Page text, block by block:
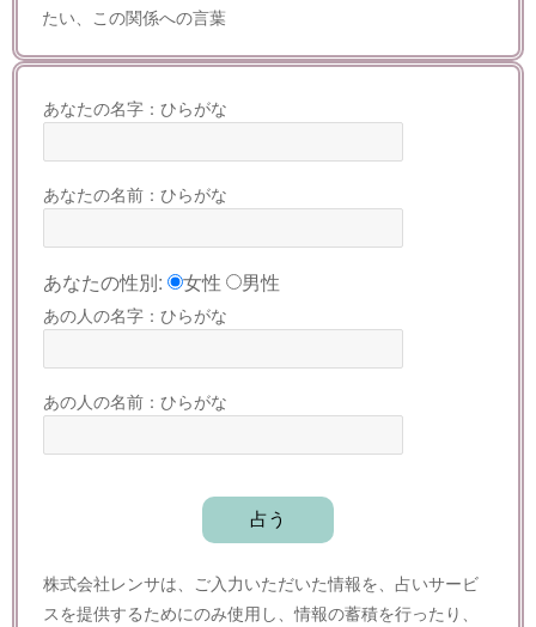
たい、この関係への言葉
あなたの名字：ひらがな
あなたの名前：ひらがな
あなたの性別: 女性 男性
あの人の名字：ひらがな
あの人の名前：ひらがな
株式会社レンサは、ご入力いただいた情報を、占いサービ
スを提供するためにのみ使用し、情報の蓄積を行ったり、